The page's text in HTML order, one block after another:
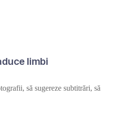
limbi
să sugereze subtitrări, să